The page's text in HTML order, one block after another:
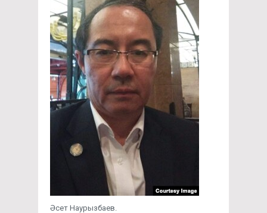
Әсет Наурызбаев.